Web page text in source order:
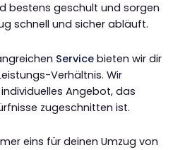
bestens geschult und sorgen
schnell und sicher abläuft.
Service bieten wir dir
Verhältnis. Wir
Angebot, das
zugeschnitten ist.
eins für deinen Umzug von